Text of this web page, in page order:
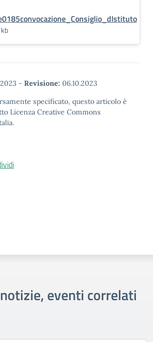
- Revisione: 06.10.2023
specificato, questo articolo è
Licenza Creative Commons
eventi correlati